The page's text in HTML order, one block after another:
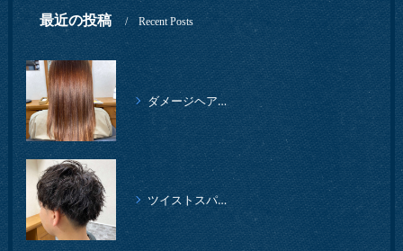
最近の投稿 Recent Posts
ダメージヘアでも、ツヤツヤの仕上がりになりました。
ツイストスパイラルパーマ、柔らかイメージ